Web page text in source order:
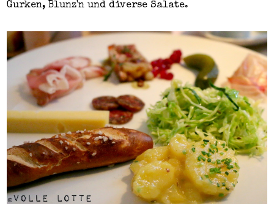
Gurken, Blunz'n und diverse Salate.